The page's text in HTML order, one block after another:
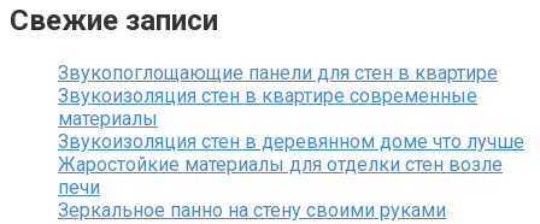
Свежие записи
Звукопоглощающие панели для стен в квартире
Звукоизоляция стен в квартире современные
материалы
Звукоизоляция стен в деревянном доме что лучше
Жаростойкие материалы для отделки стен возле
печи
Зеркальное панно на стену своими руками